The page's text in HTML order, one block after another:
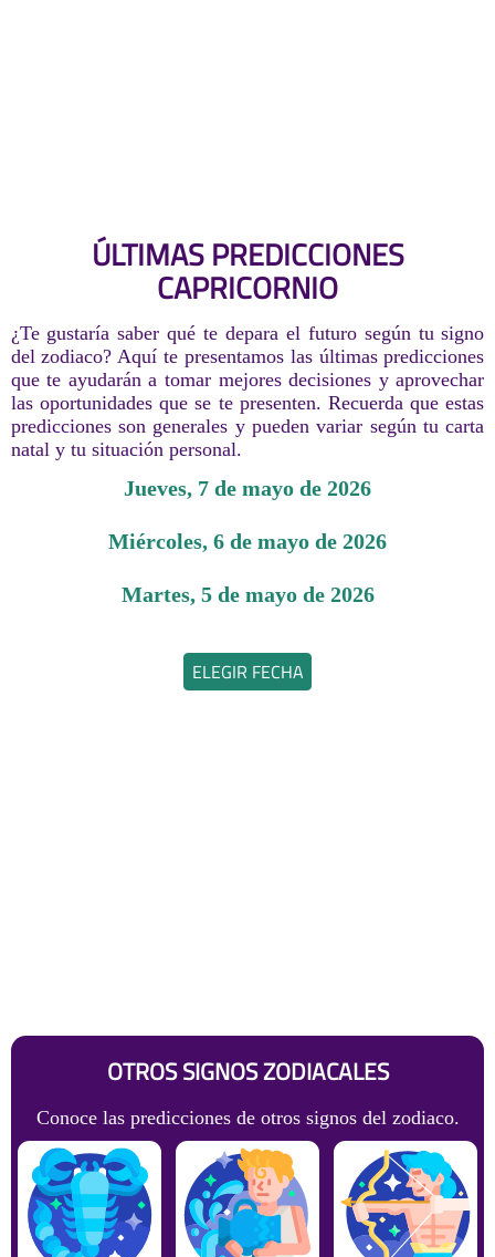
ÚLTIMAS PREDICCIONES
CAPRICORNIO
¿Te gustaría saber qué te depara el futuro según tu signo
del zodiaco? Aquí te presentamos las últimas predicciones
que te ayudarán a tomar mejores decisiones y aprovechar
las oportunidades que se te presenten. Recuerda que estas
predicciones son generales y pueden variar según tu carta
natal y tu situación personal.
jueves, 7 de mayo de 2026
miércoles, 6 de mayo de 2026
martes, 5 de mayo de 2026
ELEGIR FECHA
OTROS SIGNOS ZODIACALES
Conoce las predicciones de otros signos del zodiaco.